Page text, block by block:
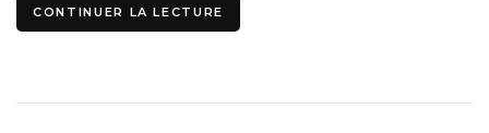
CONTINUER LA LECTURE